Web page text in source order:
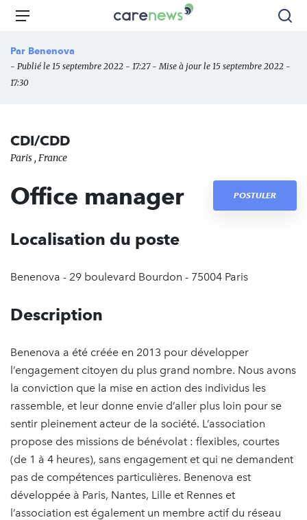
Aller
principal
Carenews,
des
Menu
Par Benenova
- Publié le 15 septembre 2022 - 17:27 - Mise à jour le 15 septembre 2022 -
17:30
CDI/CDD
Paris , France
Office manager POSTULER
Localisation du poste
Benenova - 29 boulevard Bourdon - 75004 Paris
Description
Benenova a été créée en 2013 pour développer
l’engagement citoyen du plus grand nombre. Nous avons
la conviction que la mise en action des individus les
rassemble, et leur donne envie d’aller plus loin pour se
sentir pleinement acteur de la société. L’association
propose des missions de bénévolat : flexibles, courtes
(de 1 à 4 heures), sans engagement et qui ne demandent
pas de compétences particulières. Benenova est
développée à Paris, Nantes, Lille et Rennes et
l’association est également un membre actif du réseau